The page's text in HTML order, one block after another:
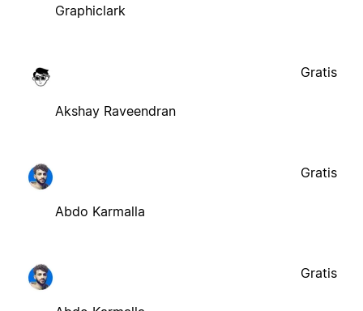
Graphiclark
Akshay Raveendran
Gratis
Abdo Karmalla
Gratis
Gratis